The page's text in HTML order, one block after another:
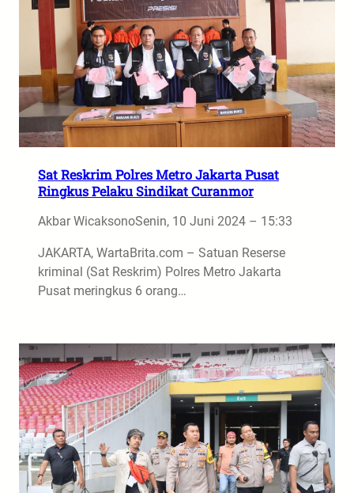
Sat Reskrim Polres Metro Jakarta Pusat
Ringkus Pelaku Sindikat Curanmor
Akbar WicaksonoSenin, 10 Juni 2024 – 15:33
JAKARTA, WartaBrita.com – Satuan Reserse
kriminal (Sat Reskrim) Polres Metro Jakarta
Pusat meringkus 6 orang…